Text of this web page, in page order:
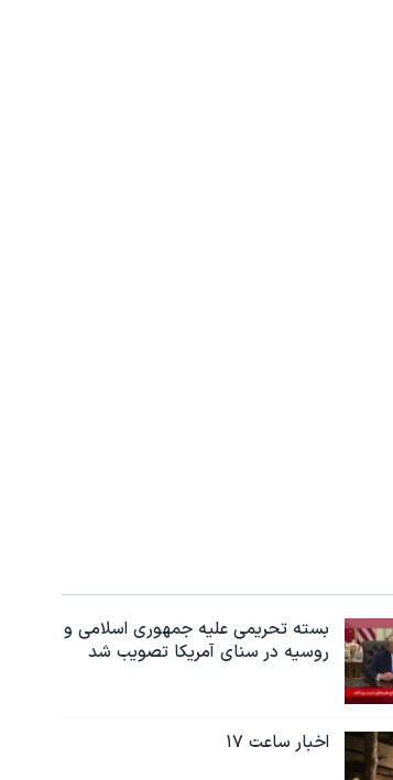
بسته تحریمی علیه جمهوری اسلامی و
روسیه در سنای آمریکا تصویب شد
اخبار ساعت ۱۷